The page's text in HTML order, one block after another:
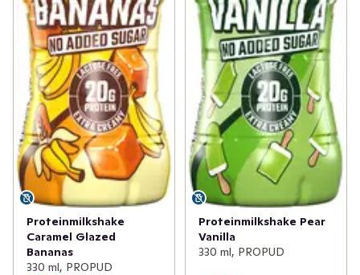
Proteinmilkshake
Caramel Glazed
Bananas
330 ml, PROPUD
Proteinmilkshake Pear
Vanilla
330 ml, PROPUD